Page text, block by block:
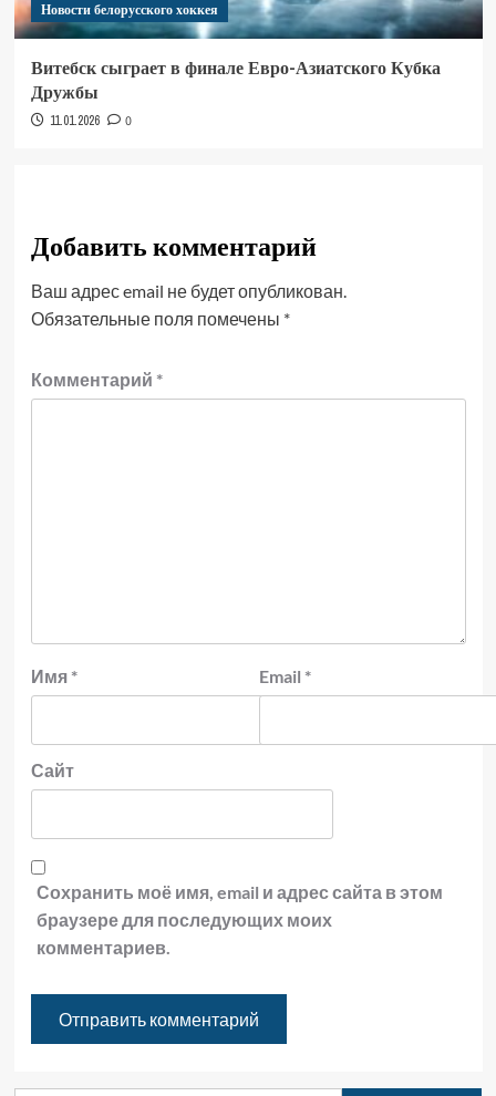
Новости белорусского хоккея
Витебск сыграет в финале Евро-Азиатского Кубка
Дружбы
11.01.2026 0
Добавить комментарий
Ваш адрес email не будет опубликован.
Обязательные поля помечены *
Комментарий *
Имя * Email *
Сайт
Сохранить моё имя, email и адрес сайта в этом
браузере для последующих моих
комментариев.